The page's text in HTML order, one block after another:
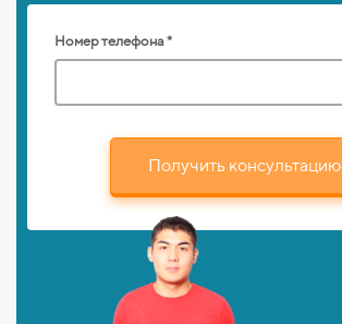
Номер телефона *
Получить консультацию